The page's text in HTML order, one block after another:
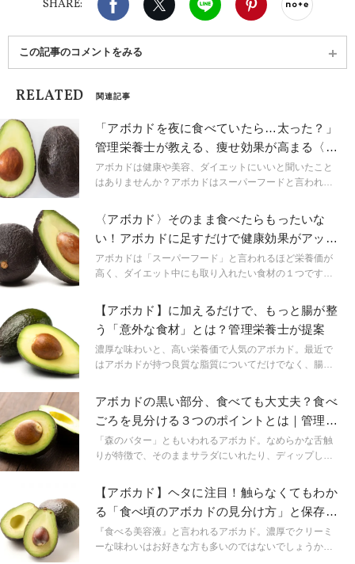
SHARE:
この記事のコメントをみる
RELATED 関連記事
「アボカドを夜に食べていたら…太った？」
管理栄養士が教える、痩せ効果が高まる〈ア
ボカドの食べ方〉
アボカドは健康や美容、ダイエットにいいと聞いたこと
はありませんか？アボカドはスーパーフードと言われる
間違えてしまうと、健康やダイエットのために食べてい
たつもりが逆に太ってしまうことも。今回はダイエット
中におすすめのアボカドの食べ方について解説します。
〈アボカド〉そのまま食べたらもったいな
い！アボカドに足すだけで健康効果がアップ
する食材とは？
アボカドは「スーパーフード」と言われるほど栄養価が
高く、ダイエット中にも取り入れたい食材の１つです。
わせることで、さらに嬉しい効果を得られることをご存
知ですか？今回はアボカドにプラスするだけで、ダイエ
ット効果や健康効果が得られる食材を紹介します。
【アボカド】に加えるだけで、もっと腸が整
う「意外な食材」とは？管理栄養士が提案
濃厚な味わいと、高い栄養価で人気のアボカド。最近で
はアボカドが持つ良質な脂質についてだけでなく、腸活
た。 今回は、アボカドにプラスすることで腸活に役立つ
意外な食材についてもご紹介します。
アボカドの黒い部分、食べても大丈夫？食べ
ごろを見分ける３つのポイントとは｜管理栄
養士が解説
「森のバター」ともいわれるアボカド。なめらかな舌触
りが特徴で、そのままサラダにいれたり、ディップしに
が、切ってみたら中身が黒くなっていた経験はありませ
んか？今回はアボカドの「黒い部分」や食べごろのアボ
カドの見分け方について解説します。
【アボカド】ヘタに注目！触らなくてもわか
る「食べ頃のアボカドの見分け方」と保存方
法を栄養士が解説
『食べる美容液』と言われるアボカド。濃厚でクリーミ
ーな味わいはお好きな方も多いのではないでしょうか？